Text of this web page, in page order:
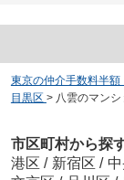
東京の仲介手数料半額
目黒区 > 八雲のマン
市区町村から探
港区 / 新宿区 /